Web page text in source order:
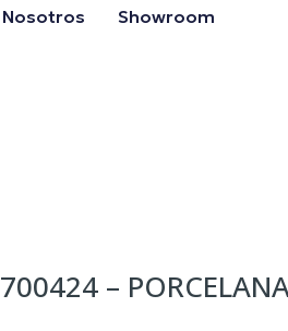
Nosotros Showroom
–